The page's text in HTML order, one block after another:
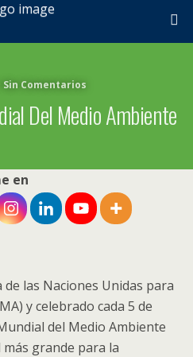
Sin Comentarios
Del Medio Ambiente
en
las Naciones Unidas para
y celebrado cada 5 de
del Medio Ambiente
grande para la